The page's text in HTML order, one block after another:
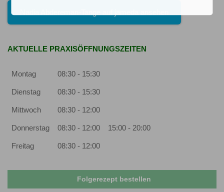
AKTUELLE PRAXISÖFFNUNGSZEITEN
Montag 08:30 - 15:30
Dienstag 08:30 - 15:30
Mittwoch 08:30 - 12:00
Donnerstag 08:30 - 12:00 15:00 - 20:00
Freitag 08:30 - 12:00
Folgerezept bestellen